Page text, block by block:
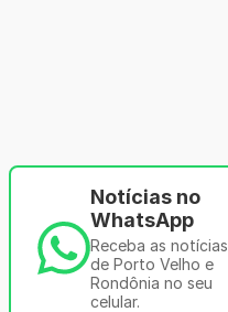
Notícias no
WhatsApp
Receba as notícias
de Porto Velho e
Rondônia no seu
celular.